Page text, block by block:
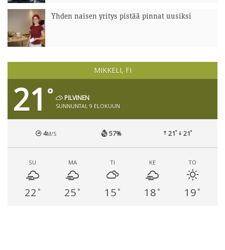
Yhden naisen yritys pistää pinnat uusiksi
MIKKELI, FI
21 ° PILVINEN
SUNNUNTAI, 9 ELOKUUN
4M/S 57% 21° 21°
SU
22 °
MA
25 °
TI
15 °
KE
18 °
TO
19 °